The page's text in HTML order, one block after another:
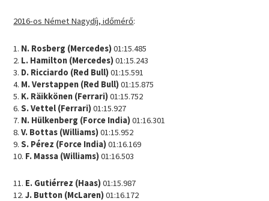
2016-os Német Nagydíj, időmérő:
1. N. Rosberg (Mercedes)01:15.485
2. L. Hamilton (Mercedes)01:15.243
3. D. Ricciardo (Red Bull)01:15.591
4. M. Verstappen (Red Bull)01:15.875
5. K. Räikkönen (Ferrari)01:15.752
6.S. Vettel (Ferrari)01:15.927
7. N. Hülkenberg (Force India)01:16.301
8.V. Bottas (Williams)01:15.952
9.S. Pérez (Force India)01:16.169
10. F. Massa (Williams)01:16.503
11. E. Gutiérrez (Haas)01:15.987
12.J. Button (McLaren)01:16.172